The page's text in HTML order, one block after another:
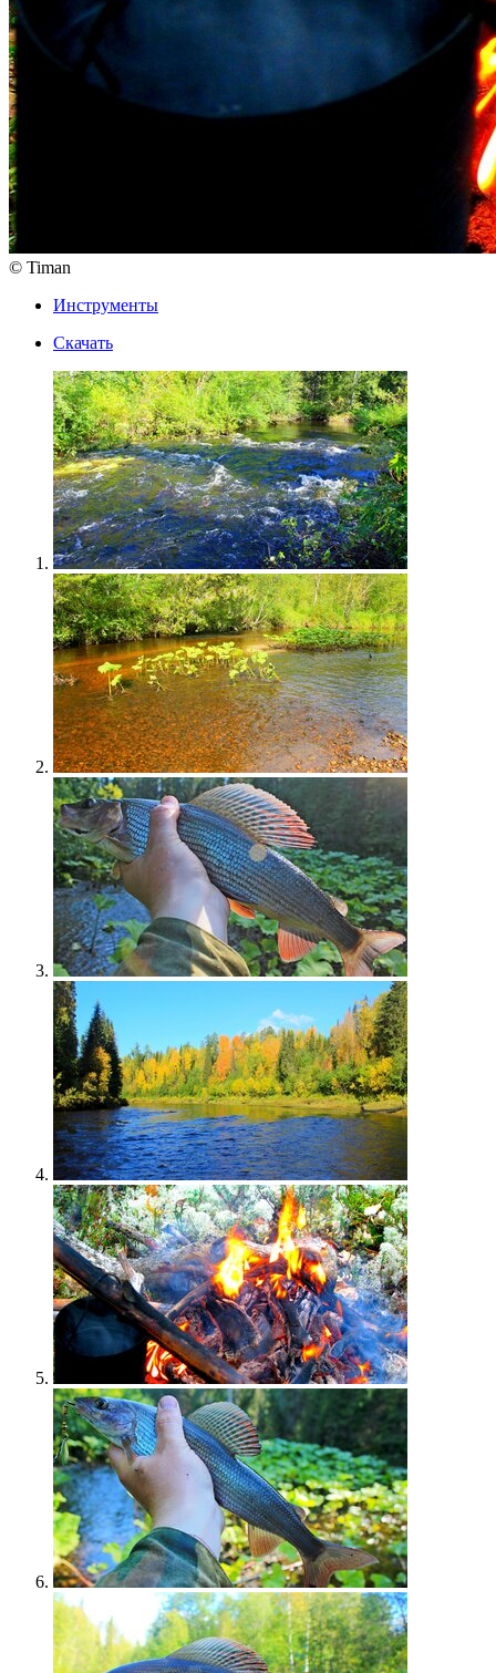
© Timan
Инструменты
Скачать